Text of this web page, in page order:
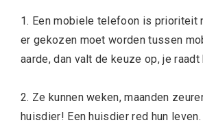
1. Een mobiele telefoon is prioriteit
er gekozen moet worden tussen
aarde, dan valt de keuze op, je
2. Ze kunnen weken, maanden
huisdier! Een huisdier red hun